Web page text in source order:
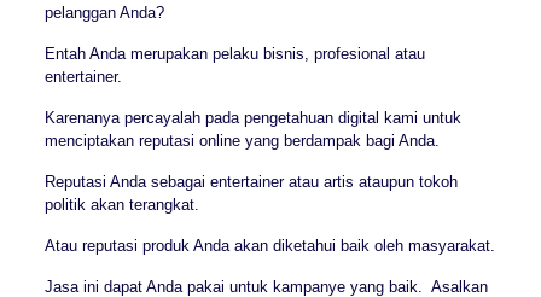
pelanggan Anda?
Entah Anda merupakan pelaku bisnis, profesional atau
entertainer.
Karenanya percayalah pada pengetahuan digital kami untuk
menciptakan reputasi online yang berdampak bagi Anda.
Reputasi Anda sebagai entertainer atau artis ataupun tokoh
politik akan terangkat.
Atau reputasi produk Anda akan diketahui baik oleh masyarakat.
Jasa ini dapat Anda pakai untuk kampanye yang baik. Asalkan